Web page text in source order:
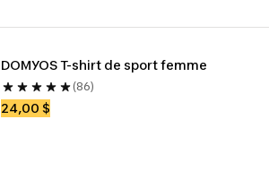
DOMYOS T-shirt de sport femme
(86)
24,00 $